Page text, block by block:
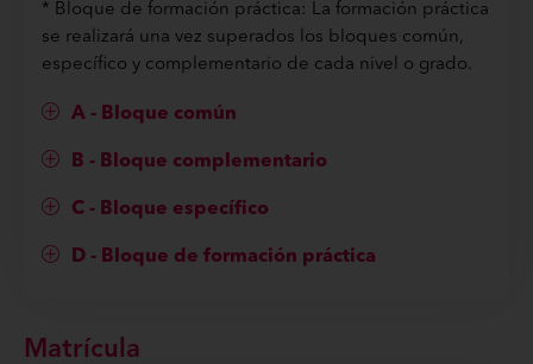
* Bloque de formación práctica: La formación práctica
se realizará una vez superados los bloques común,
específico y complementario de cada nivel o grado.
A - Bloque común
B - Bloque complementario
C - Bloque específico
D - Bloque de formación práctica
Matrícula